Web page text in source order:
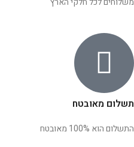
תשלום מאובטח
התשלום הוא 100% מאובטח